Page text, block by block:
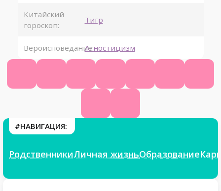
Китайский
гороскоп:
Тигр
Вероисповедание:Агностицизм
#НАВИГАЦИЯ:
РодственникиЛичная жизньОбразование